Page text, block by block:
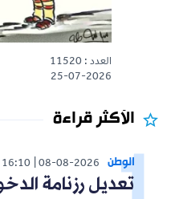
العدد : 11520
25-07-2026
الأكثر قراءة
الوطن 08-08-2026
16:10
تعديل رزنامة